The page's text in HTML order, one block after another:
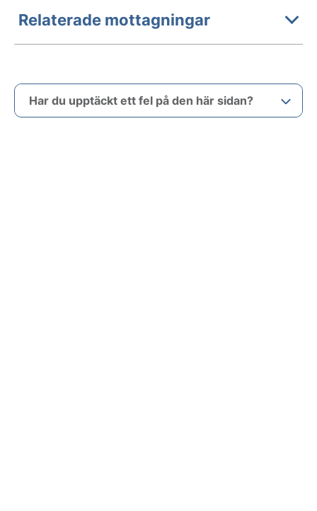
Relaterade mottagningar
Har du upptäckt ett fel på den här sidan?